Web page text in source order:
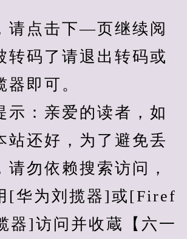
请点击下—页继续阅
转码了请退出转码或
即可。
：亲爱的读者，如
站还好，为了避免丢
请勿依赖搜索访问，
[华为刘揽器]或[Firef
器]访问并收蔵【六一